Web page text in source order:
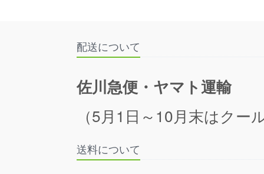
配送について
佐川急便・ヤマト運輸
（5月1日～10月末はクー
送料について